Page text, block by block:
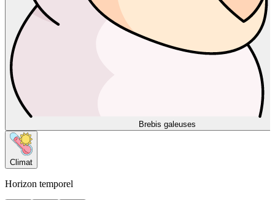
Brebis galeuses
Climat
Horizon temporel